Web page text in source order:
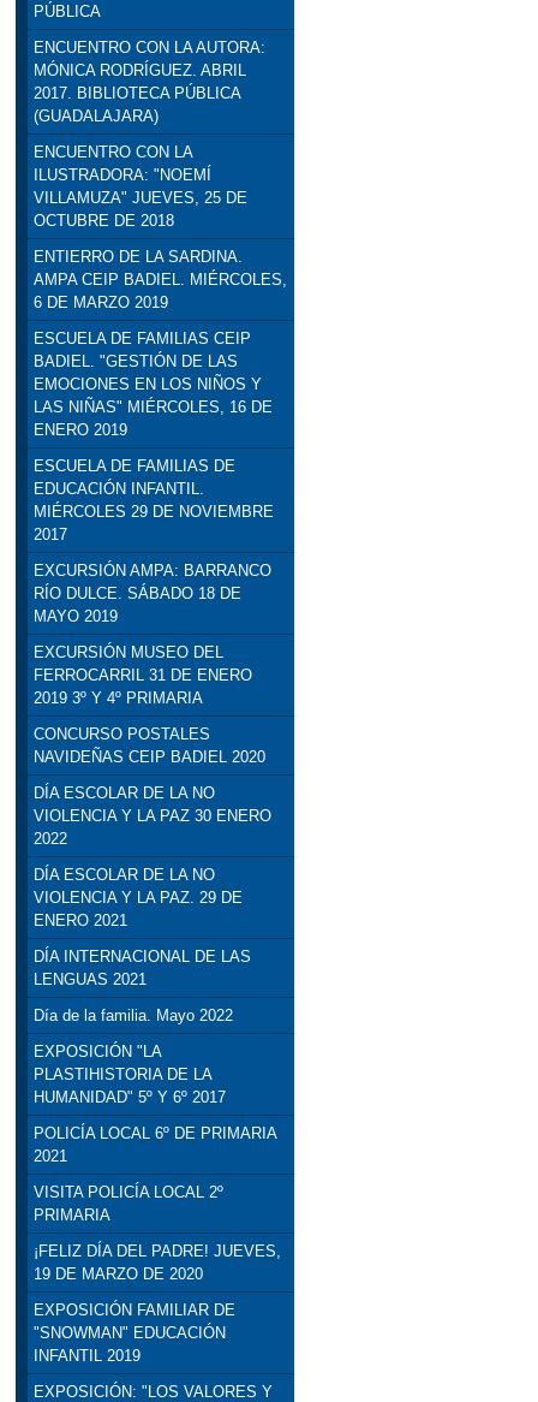
PÚBLICA
ENCUENTRO CON LA AUTORA:
MÓNICA RODRÍGUEZ. ABRIL
2017. BIBLIOTECA PÚBLICA
(GUADALAJARA)
ENCUENTRO CON LA
ILUSTRADORA: "NOEMÍ
VILLAMUZA" JUEVES, 25 DE
OCTUBRE DE 2018
ENTIERRO DE LA SARDINA.
AMPA CEIP BADIEL. MIÉRCOLES,
6 DE MARZO 2019
ESCUELA DE FAMILIAS CEIP
BADIEL. "GESTIÓN DE LAS
EMOCIONES EN LOS NIÑOS Y
LAS NIÑAS" MIÉRCOLES, 16 DE
ENERO 2019
ESCUELA DE FAMILIAS DE
EDUCACIÓN INFANTIL.
MIÉRCOLES 29 DE NOVIEMBRE
2017
EXCURSIÓN AMPA: BARRANCO
RÍO DULCE. SÁBADO 18 DE
MAYO 2019
EXCURSIÓN MUSEO DEL
FERROCARRIL 31 DE ENERO
2019 3º Y 4º PRIMARIA
CONCURSO POSTALES
NAVIDEÑAS CEIP BADIEL 2020
DÍA ESCOLAR DE LA NO
VIOLENCIA Y LA PAZ 30 ENERO
2022
DÍA ESCOLAR DE LA NO
VIOLENCIA Y LA PAZ. 29 DE
ENERO 2021
DÍA INTERNACIONAL DE LAS
LENGUAS 2021
Día de la familia. Mayo 2022
EXPOSICIÓN "LA
PLASTIHISTORIA DE LA
HUMANIDAD" 5º Y 6º 2017
POLICÍA LOCAL 6º DE PRIMARIA
2021
VISITA POLICÍA LOCAL 2º
PRIMARIA
¡FELIZ DÍA DEL PADRE! JUEVES,
19 DE MARZO DE 2020
EXPOSICIÓN FAMILIAR DE
"SNOWMAN" EDUCACIÓN
INFANTIL 2019
EXPOSICIÓN: "LOS VALORES Y